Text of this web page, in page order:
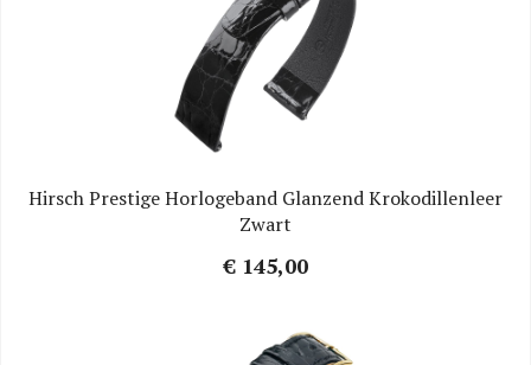
Hirsch Prestige Horlogeband Glanzend Krokodillenleer
Zwart
€ 145,00